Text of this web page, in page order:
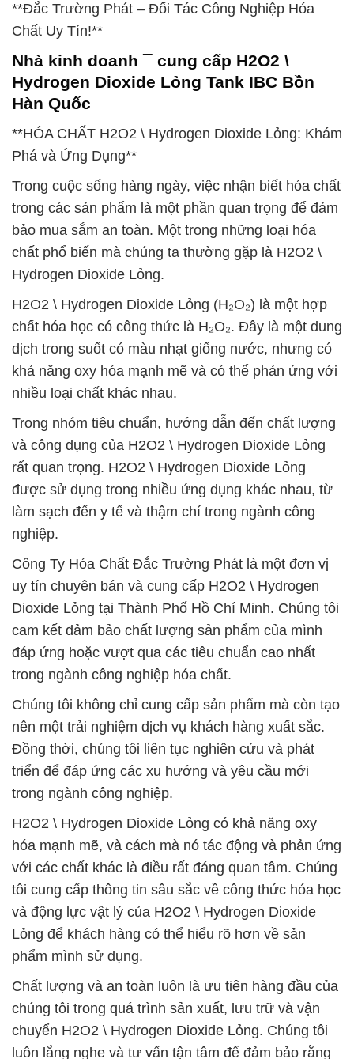
**Đắc Trường Phát – Đối Tác Công Nghiệp Hóa
Chất Uy Tín!**
Nhà kinh doanh ¯ cung cấp H2O2 \
Hydrogen Dioxide Lỏng Tank IBC Bồn
Hàn Quốc
**HÓA CHẤT H2O2 \ Hydrogen Dioxide Lỏng: Khám
Phá và Ứng Dụng**
Trong cuộc sống hàng ngày, việc nhận biết hóa chất
trong các sản phẩm là một phần quan trọng để đảm
bảo mua sắm an toàn. Một trong những loại hóa
chất phổ biến mà chúng ta thường gặp là H2O2 \
Hydrogen Dioxide Lỏng.
H2O2 \ Hydrogen Dioxide Lỏng (H₂O₂) là một hợp
chất hóa học có công thức là H₂O₂. Đây là một dung
dịch trong suốt có màu nhạt giống nước, nhưng có
khả năng oxy hóa mạnh mẽ và có thể phản ứng với
nhiều loại chất khác nhau.
Trong nhóm tiêu chuẩn, hướng dẫn đến chất lượng
và công dụng của H2O2 \ Hydrogen Dioxide Lỏng
rất quan trọng. H2O2 \ Hydrogen Dioxide Lỏng
được sử dụng trong nhiều ứng dụng khác nhau, từ
làm sạch đến y tế và thậm chí trong ngành công
nghiệp.
Công Ty Hóa Chất Đắc Trường Phát là một đơn vị
uy tín chuyên bán và cung cấp H2O2 \ Hydrogen
Dioxide Lỏng tại Thành Phố Hồ Chí Minh. Chúng tôi
cam kết đảm bảo chất lượng sản phẩm của mình
đáp ứng hoặc vượt qua các tiêu chuẩn cao nhất
trong ngành công nghiệp hóa chất.
Chúng tôi không chỉ cung cấp sản phẩm mà còn tạo
nên một trải nghiệm dịch vụ khách hàng xuất sắc.
Đồng thời, chúng tôi liên tục nghiên cứu và phát
triển để đáp ứng các xu hướng và yêu cầu mới
trong ngành công nghiệp.
H2O2 \ Hydrogen Dioxide Lỏng có khả năng oxy
hóa mạnh mẽ, và cách mà nó tác động và phản ứng
với các chất khác là điều rất đáng quan tâm. Chúng
tôi cung cấp thông tin sâu sắc về công thức hóa học
và động lực vật lý của H2O2 \ Hydrogen Dioxide
Lỏng để khách hàng có thể hiểu rõ hơn về sản
phẩm mình sử dụng.
Chất lượng và an toàn luôn là ưu tiên hàng đầu của
chúng tôi trong quá trình sản xuất, lưu trữ và vận
chuyển H2O2 \ Hydrogen Dioxide Lỏng. Chúng tôi
luôn lắng nghe và tư vấn tận tâm để đảm bảo rằng